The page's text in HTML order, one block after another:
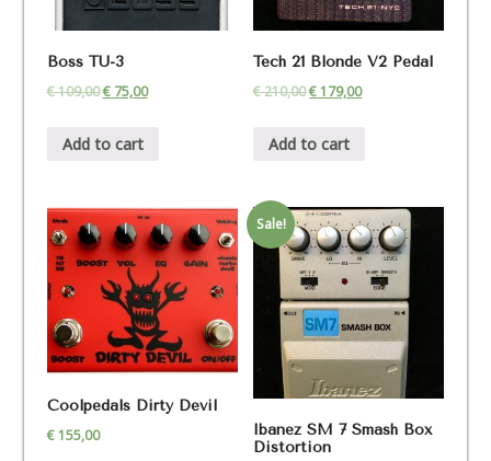
Boss TU-3
€109,00 €75,00
Add to cart
Tech 21 Blonde V2 Pedal
€210,00€179,00
Add to cart
Coolpedals Dirty Devil
€155,00
Sale!
Ibanez SM 7 Smash Box
Distortion